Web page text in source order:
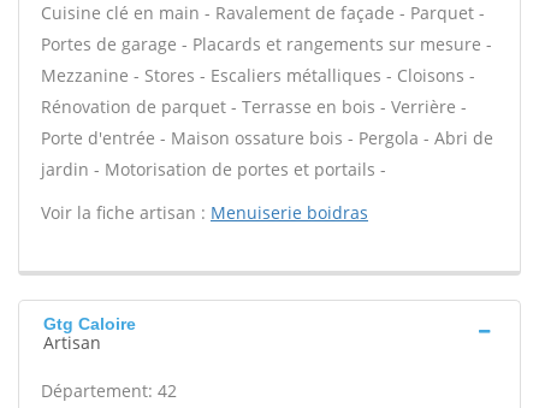
Cuisine clé en main - Ravalement de façade - Parquet -
Portes de garage - Placards et rangements sur mesure -
Mezzanine - Stores - Escaliers métalliques - Cloisons -
Rénovation de parquet - Terrasse en bois - Verrière -
Porte d'entrée - Maison ossature bois - Pergola - Abri de
jardin - Motorisation de portes et portails -
Voir la fiche artisan : Menuiserie boidras
Gtg Caloire
Artisan
Département: 42